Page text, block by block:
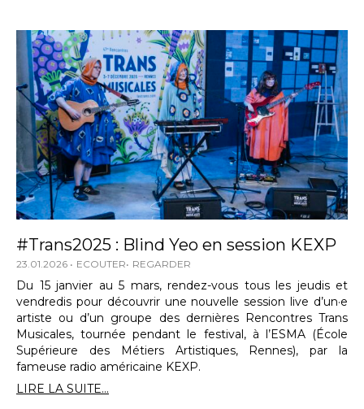
#Trans2025 : Blind Yeo en session KEXP
23.01.2026 ECOUTER REGARDER
Du 15 janvier au 5 mars, rendez-vous tous les jeudis et
vendredis pour découvrir une nouvelle session live d’un·e
artiste ou d’un groupe des dernières Rencontres Trans
Musicales, tournée pendant le festival, à l’ESMA (École
Supérieure des Métiers Artistiques, Rennes), par la
fameuse radio américaine KEXP.
LIRE LA SUITE...